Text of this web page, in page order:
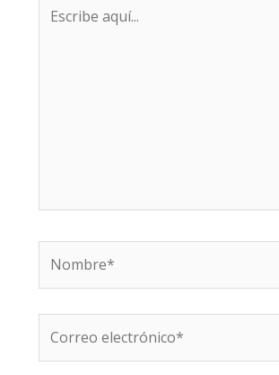
aquí...
electrónico*